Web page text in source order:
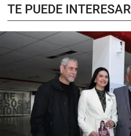
TE PUEDE INTERESAR